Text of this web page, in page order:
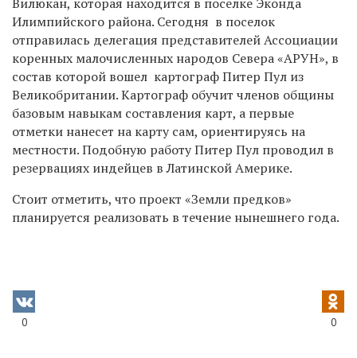
Илимпийского района. Сегодня в поселок
отправилась делегация представителей Ассоциации
коренных малочисленных народов Севера «АРУН», в
состав которой вошел картограф Питер Пул из
Великобритании. Картограф обучит членов общины
базовым навыкам составления карт, а первые
отметки нанесет на карту сам, ориентируясь на
местности. Подобную работу Питер Пул проводил в
резервациях индейцев в Латинской Америке.
Стоит отметить, что проект «Земли предков»
планируется реализовать в течение нынешнего года.
0 0